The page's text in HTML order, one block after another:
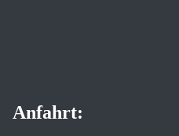
Anfahrt: